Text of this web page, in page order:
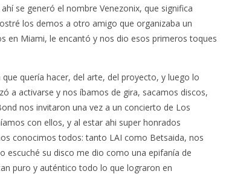
se generó el nombre Venezonix, que significa
los demos a otro amigo que organizaba un
en Miami, le encantó y nos dio esos primeros toques
quería hacer, del arte, del proyecto, y luego lo
a activarse y nos íbamos de gira, sacamos discos,
nos invitaron una vez a un concierto de Los
con ellos, y al estar ahi super honrados
conocimos todos: tanto LAI como Betsaida, nos
escuché su disco me dio como una epifanía de
puro y auténtico todo lo que lograron en